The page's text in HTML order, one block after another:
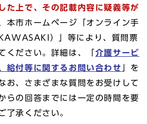
た上で、 その記載内容に疑義等が
本市ホームページ「オンライン手
）」等により、質問票
ください。詳細は、「 介護サービ
給付等に関するお問い合わせ
」を
お、さまざまな質問をお受けして
らの回答までには一定の時間を要
了承ください。